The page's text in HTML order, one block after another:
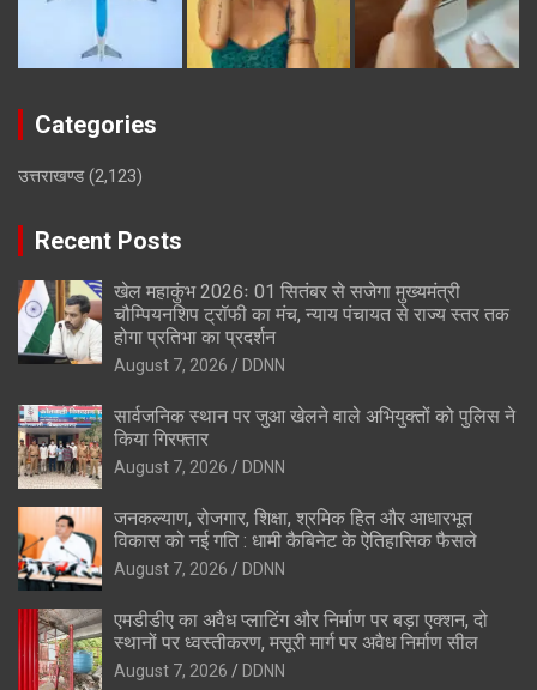
Categories
उत्तराखण्ड(2,123)
Recent Posts
खेल महाकुंभ 2026ः 01 सितंबर से सजेगा मुख्यमंत्री
चौम्पियनशिप ट्रॉफी का मंच, न्याय पंचायत से राज्य स्तर तक
होगा प्रतिभा का प्रदर्शन
August 7, 2026 DDNN
सार्वजनिक स्थान पर जुआ खेलने वाले अभियुक्तों को पुलिस ने
किया गिरफ्तार
August 7, 2026 DDNN
जनकल्याण, रोजगार, शिक्षा, श्रमिक हित और आधारभूत
विकास को नई गति : धामी कैबिनेट के ऐतिहासिक फैसले
August 7, 2026 DDNN
एमडीडीए का अवैध प्लाटिंग और निर्माण पर बड़ा एक्शन, दो
स्थानों पर ध्वस्तीकरण, मसूरी मार्ग पर अवैध निर्माण सील
August 7, 2026 DDNN